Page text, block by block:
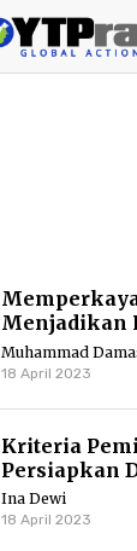
Menjadikan
yang
Muhammad
18 April 2023
Kriteria
Persiapkan
Ina Dewi
18 April 2023